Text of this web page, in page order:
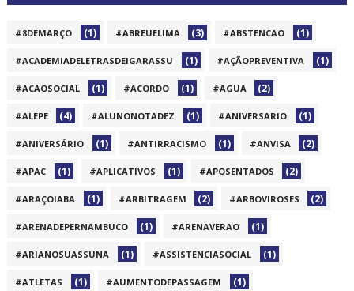
#8DEMARÇO (1) #ABREUELIMA (3) #ABSTENCAO (1)
#ACADEMIADELETRASDEIGARASSU (1) #AÇÃOPREVENTIVA (1)
#ACAOSOCIAL (1) #ACORDO (1) #AGUA (2)
#ALEPE (4) #ALUNONOTADEZ (1) #ANIVERSARIO (1)
#ANIVERSÁRIO (1) #ANTIRRACISMO (1) #ANVISA (2)
#APAC (1) #APLICATIVOS (1) #APOSENTADOS (2)
#ARAÇOIABA (1) #ARBITRAGEM (2) #ARBOVIROSES (2)
#ARENADEPERNAMBUCO (1) #ARENAVERAO (1)
#ARIANOSUASSUNA (1) #ASSISTENCIASOCIAL (1)
#ATLETAS (1) #AUMENTODEPASSAGEM (1)